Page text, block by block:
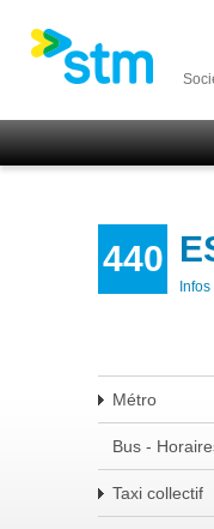
440
Métro
Bus -
Taxi collectif